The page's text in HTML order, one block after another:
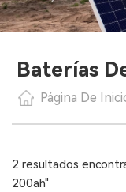
Baterías
Página De
2 resultados
200ah"